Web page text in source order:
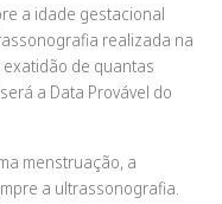
a idade gestacional
realizada na
de quantas
a Data Provável do
menstruação, a
a ultrassonografia.